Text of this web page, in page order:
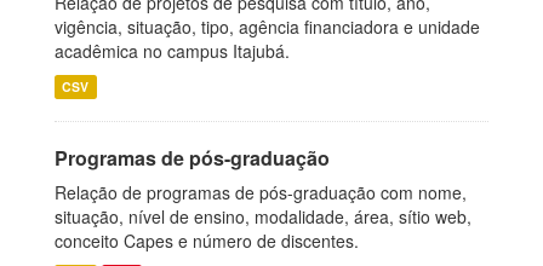
vigência, situação, tipo, agência financiadora e unidade
acadêmica no campus Itajubá.
CSV
Programas de pós-graduação
Relação de programas de pós-graduação com nome,
situação, nível de ensino, modalidade, área, sítio web,
conceito Capes e número de discentes.